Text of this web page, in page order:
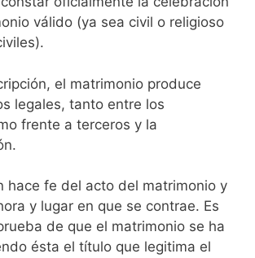
válido (ya sea civil o religioso
el matrimonio produce
legales, tanto entre los
frente a terceros y la
hace fe del acto del matrimonio y
y lugar en que se contrae. Es
de que el matrimonio se ha
ésta el título que legitima el